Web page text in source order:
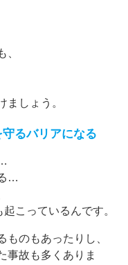
、
ましょう。
るバリアになる
…
こっているんです。
のもあったりし、
事故も多くありま